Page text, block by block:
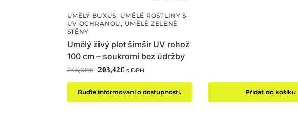
UMĚLÝ BUXUS, UMĚLÉ ROSTLINY S
UV OCHRANOU , UMĚLÉ ZELENÉ
STĚNY
Umělý živý plot šimšir UV rohož
100 cm – soukromí bez údržby
245,08€ 203,42€ s DPH
Buďte informovaní o dostupnosti. Přidat do košíku